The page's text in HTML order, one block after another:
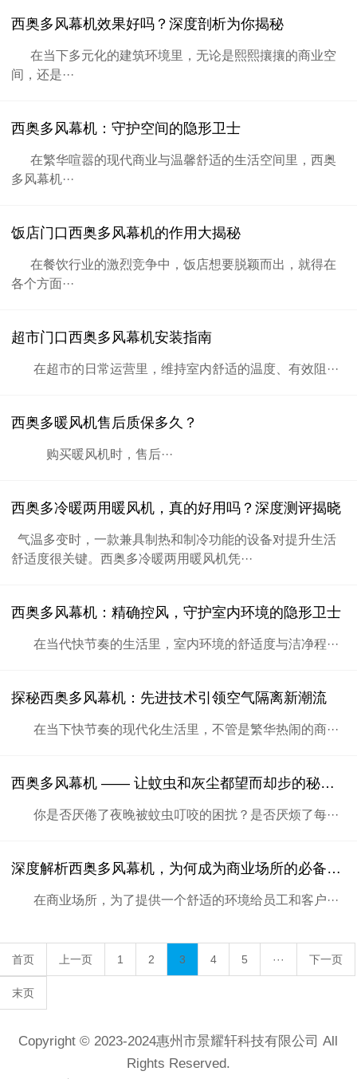
西奥多风幕机效果好吗？深度剖析为你揭秘
在当下多元化的建筑环境里，无论是熙熙攘攘的商业空
间，还是···
西奥多风幕机：守护空间的隐形卫士
在繁华喧嚣的现代商业与温馨舒适的生活空间里，西奥
多风幕机···
饭店门口西奥多风幕机的作用大揭秘
在餐饮行业的激烈竞争中，饭店想要脱颖而出，就得在
各个方面···
超市门口西奥多风幕机安装指南
在超市的日常运营里，维持室内舒适的温度、有效阻···
西奥多暖风机售后质保多久？
购买暖风机时，售后···
西奥多冷暖两用暖风机，真的好用吗？深度测评揭晓
气温多变时，一款兼具制热和制冷功能的设备对提升生活
舒适度很关键。西奥多冷暖两用暖风机凭···
西奥多风幕机：精确控风，守护室内环境的隐形卫士
在当代快节奏的生活里，室内环境的舒适度与洁净程···
探秘西奥多风幕机：先进技术引领空气隔离新潮流
在当下快节奏的现代化生活里，不管是繁华热闹的商···
西奥多风幕机 —— 让蚊虫和灰尘都望而却步的秘密武器
你是否厌倦了夜晚被蚊虫叮咬的困扰？是否厌烦了每···
深度解析西奥多风幕机，为何成为商业场所的必备神器
在商业场所，为了提供一个舒适的环境给员工和客户···
首页 上一页 1 2 3 4 5 ··· 下一页
末页
Copyright © 2023-2024惠州市景耀轩科技有限公司 All
Rights Reserved.